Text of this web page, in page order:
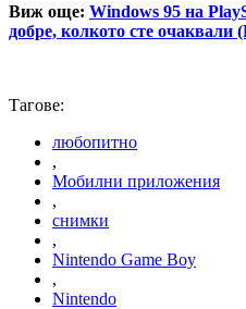
Виж още: Windows 95 на
добре, колкото сте
Тагове:
любопитно
,
Мобилни приложения
,
снимки
,
Nintendo Game Boy
,
Nintendo